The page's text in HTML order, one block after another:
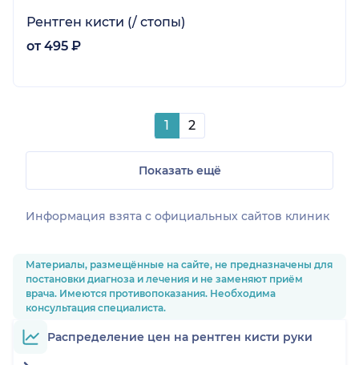
Рентген кисти (/ стопы)
от 495 ₽
1 2
Показать ещё
Информация взята c официальных сайтов клиник
Материалы, размещённые на сайте, не предназначены для
постановки диагноза и лечения и не заменяют приём
врача. Имеются противопоказания. Необходима
консультация специалиста.
Распределение цен на рентген кисти руки